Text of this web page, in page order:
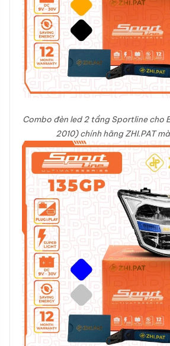
Combo đèn led 2 tầng Sportline cho
2010) chính hãng ZHI.PAT